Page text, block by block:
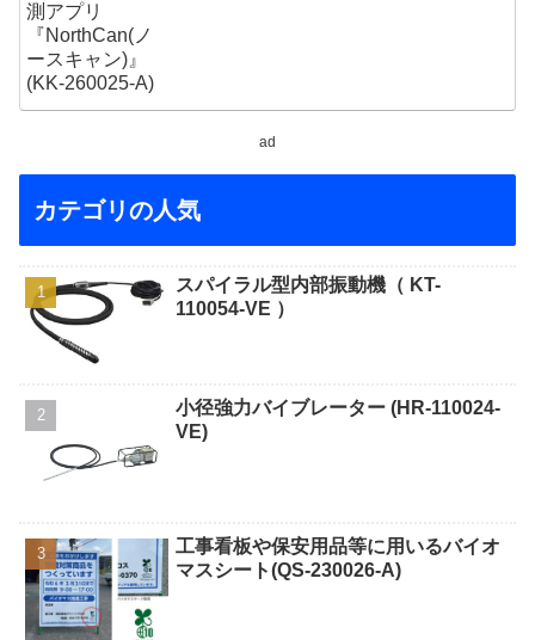
ad
カテゴリの人気
スパイラル型内部振動機（ KT-
110054-VE ）
小径強力バイブレーター (HR-110024-
VE)
工事看板や保安用品等に用いるバイオ
マスシート(QS-230026-A)